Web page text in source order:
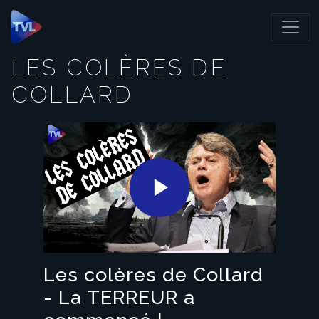
Panneau de gestion des cookies
LES COLÈRES DE
COLLARD
Play
Video
Les colères de Collard
- La TERREUR a